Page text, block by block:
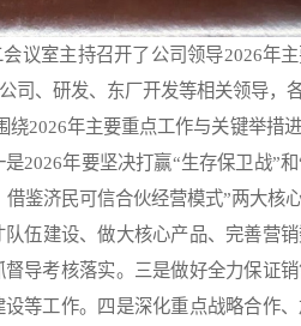
议室主持召开了公司领导2026年
、研发、东厂开发等相关领导，
2026年主要重点工作与关键举措
2026年要坚决打赢“生存保卫战”
鉴济民可信合伙经营模式”两大核
队伍建设、做大核心产品、完善营
导考核落实。三是做好全力保证
等工作。四是深化重点战略合作